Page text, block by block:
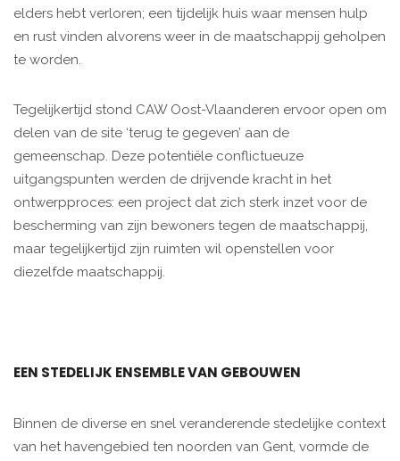
elders hebt verloren; een tijdelijk huis waar mensen hulp
en rust vinden alvorens weer in de maatschappij geholpen
te worden.
Tegelijkertijd stond CAW Oost-Vlaanderen ervoor open om
delen van de site ‘terug te gegeven’ aan de
gemeenschap. Deze potentiële conflictueuze
uitgangspunten werden de drijvende kracht in het
ontwerpproces: een project dat zich sterk inzet voor de
bescherming van zijn bewoners tegen de maatschappij,
maar tegelijkertijd zijn ruimten wil openstellen voor
diezelfde maatschappij.
EEN STEDELIJK ENSEMBLE VAN GEBOUWEN
Binnen de diverse en snel veranderende stedelijke context
van het havengebied ten noorden van Gent, vormde de